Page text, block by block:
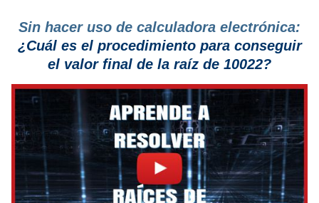
Sin hacer uso de calculadora electrónica:
¿Cuál es el procedimientopara conseguir
el valor final de la raíz de 10022?